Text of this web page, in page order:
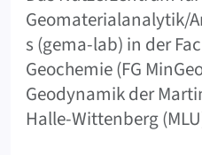
Geomaterialanalytik/
s (gema-lab) in der
Geochemie (FG
Geodynamik der
Halle-Wittenberg